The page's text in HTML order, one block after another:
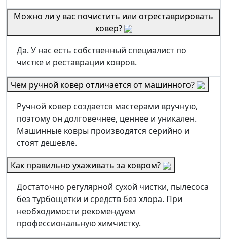
Можно ли у вас почистить или отреставрировать
ковер?
Да. У нас есть собственный специалист по
чистке и реставрации ковров.
Чем ручной ковер отличается от машинного?
Ручной ковер создается мастерами вручную,
поэтому он долговечнее, ценнее и уникален.
Машинные ковры производятся серийно и
стоят дешевле.
Как правильно ухаживать за ковром?
Достаточно регулярной сухой чистки, пылесоса
без турбощетки и средств без хлора. При
необходимости рекомендуем
профессиональную химчистку.